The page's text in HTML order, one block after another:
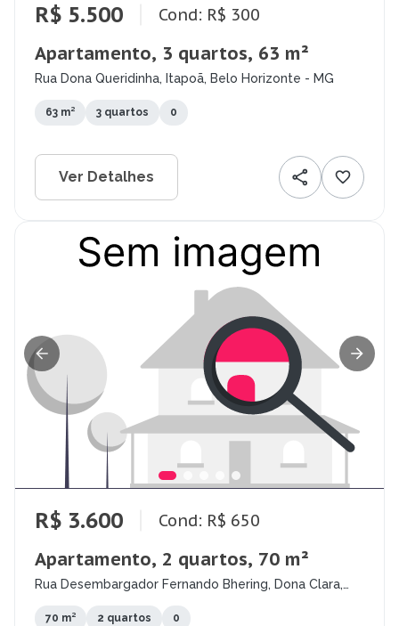
R$ 5.500 Cond: R$ 300
Apartamento, 3 quartos, 63 m²
Rua Dona Queridinha, Itapoã, Belo Horizonte - MG
63 m² 3 quartos 0
Ver Detalhes
R$ 3.600 Cond: R$ 650
Apartamento, 2 quartos, 70 m²
Rua Desembargador Fernando Bhering, Dona Clara,
70 m² 2 quartos 0